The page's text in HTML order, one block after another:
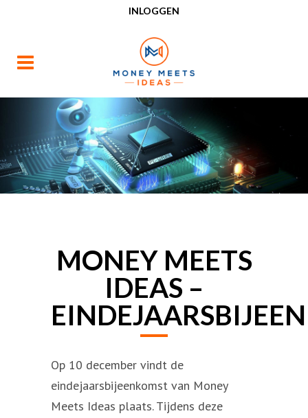
INLOGGEN
MONEY MEETS
IDEAS –
Op 10 december vindt de
eindejaarsbijeenkomst van Money
Meets Ideas plaats. Tijdens deze